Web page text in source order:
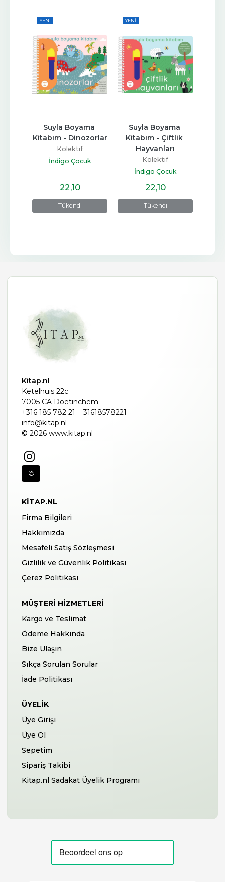
YENI
Tükendi
Suyla Boyama
Kitabım - Dinozorlar
Kolektif
İndigo Çocuk
22,10
YENI
Tükendi
Suyla Boyama
Kitabım - Çiftlik
Hayvanları
Kolektif
İndigo Çocuk
22,10
Kitap.nl
Ketelhuis 22c
7005 CA Doetinchem
+316 185 782 21
31618578221
info@kitap.nl
© 2026 www.kitap.nl
KITAP.NL
Firma Bilgileri
Hakkımızda
Mesafeli Satış Sözleşmesi
Gizlilik ve Güvenlik Politikası
Çerez Politikası
MÜŞTERI HIZMETLERI
Kargo ve Teslimat
Ödeme Hakkında
Bize Ulaşın
Sıkça Sorulan Sorular
İade Politikası
ÜYELIK
Üye Girişi
Üye Ol
Sepetim
Sipariş Takibi
Kitap.nl Sadakat Üyelik Programı